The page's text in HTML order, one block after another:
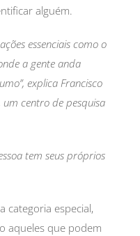
alguém.
essenciais como o
a gente anda
explica Francisco
centro de pesquisa
tem seus próprios
categoria especial,
aqueles que podem